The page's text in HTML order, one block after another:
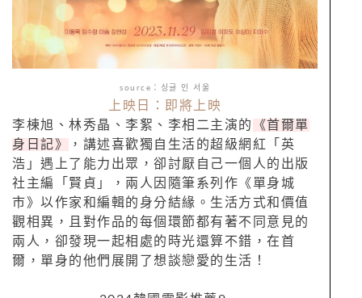
source：싱글 인 서울
上映日：即將上映
李棟旭、林秀晶、李絮、李相二主演的
《首爾單
身日記》
，講述喜歡獨自生活的超級網紅「英
浩」遇上了能力出眾，卻討厭自己一個人的出版
社主編「賢貞」，兩人因隨筆系列作《單身城
市》以作家和編輯的身分結緣。生活方式和價值
觀相異，且對作品的每個環節都有著不同意見的
兩人，卻發現一起相處的時光還算不錯，在首
爾，單身的他們展開了想談戀愛的生活！